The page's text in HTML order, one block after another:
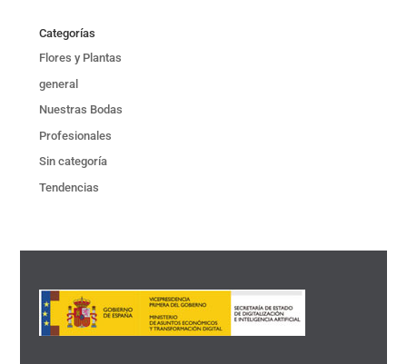
Categorías
Flores y Plantas
general
Nuestras Bodas
Profesionales
Sin categoría
Tendencias